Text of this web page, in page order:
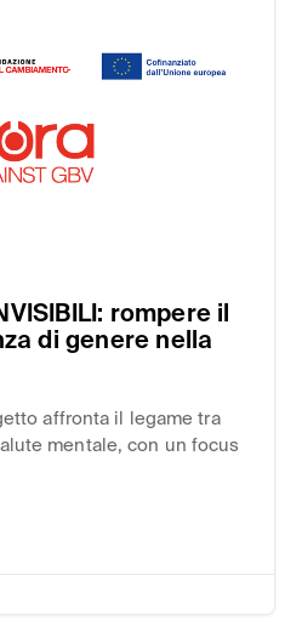
rompere il
di genere nella
affronta il legame tra
mentale, con un focus